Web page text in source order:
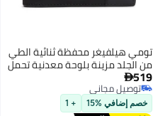
تومي هيلفيغر محفظة ثنائية الطي
من الجلد مزينة بلوحة معدنية تحمل
شعار519
توصيل مجاني
توصيل مجاني
خصم إضافي %15 + 1